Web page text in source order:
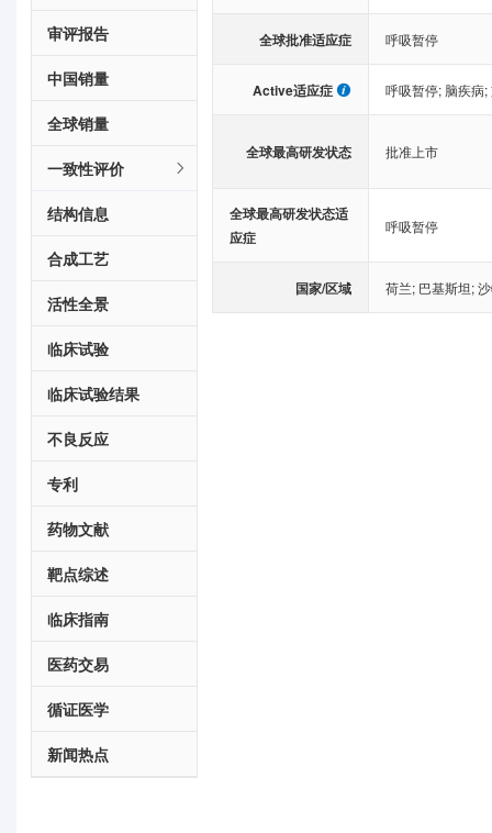
审评报告
中国销量
全球销量
一致性评价
结构信息
合成工艺
活性全景
临床试验
临床试验结果
不良反应
专利
药物文献
靶点综述
临床指南
医药交易
循证医学
新闻热点
全球批准适应症 呼吸暂停
Active适应症 呼吸暂停; 脑疾病;
全球最高研发状态 批准上市
全球最高研发状态适
应症
呼吸暂停
国家/区域 荷兰; 巴基斯坦;